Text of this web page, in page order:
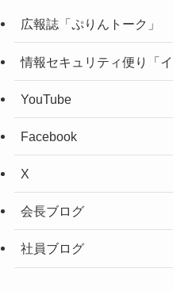
広報誌「ぷりんトーク」
情報セキュリティ便り「イ
YouTube
Facebook
X
会長ブログ
社員ブログ